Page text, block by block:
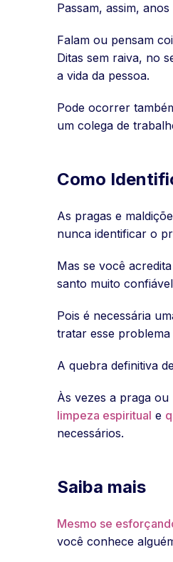
Passam, assim,
Falam ou pensam
Ditas sem raiva, no
a vida da pessoa.
Pode ocorrer
um colega de
Como
As pragas e
nunca identificar o
Mas se você
santo muito
Pois é necessária
tratar esse problema
A quebra definitiva
Às vezes a praga
limpeza espiritual e
necessários.
Saiba mais
Mesmo se
você conhece